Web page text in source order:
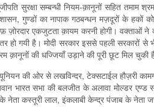
सुरक्षा सम्बन्धी नियम-क़ानूनों सहित तमाम
गुण्डों का नापाक गठबन्धन मज़दूरों के
ज़ोरदार एकजुटता क़ायम करनी होगी। वक्ताओं
हो गयी है। मोदी सरकार इससे पहली सरकारों
क़ानूनों की धज्जियाँ उड़ाने की पूरी छूट मिल चुकी
की ओर से लखविन्दर, टेक्सटाईल हौज़री
भारत सभा की बलजीत के अलावा मोल्डर एण्ड
के नेता कस्तूरी लाल, इंकलाबी केन्द्र पंजाब के नेता